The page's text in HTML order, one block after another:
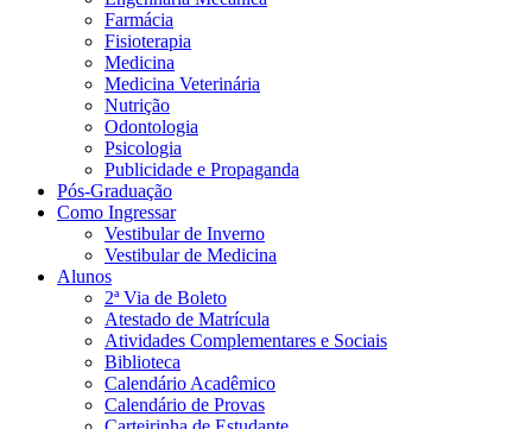
Farmácia
Fisioterapia
Medicina
Medicina Veterinária
Nutrição
Odontologia
Psicologia
Publicidade e Propaganda
Pós-Graduação
Como Ingressar
Vestibular de Inverno
Vestibular de Medicina
Alunos
2ª Via de Boleto
Atestado de Matrícula
Atividades Complementares e Sociais
Biblioteca
Calendário Acadêmico
Calendário de Provas